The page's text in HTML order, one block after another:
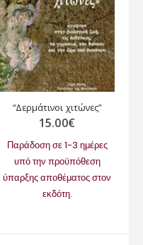
“Δερμάτινοι χιτώνες”
15.00€
Παράδοση σε 1-3 ημέρες
υπό την προϋπόθεση
ύπαρξης αποθέματος στον
εκδότη.